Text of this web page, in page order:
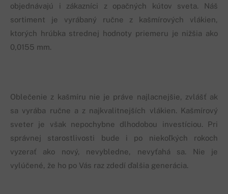
objednávajú i zákazníci z opačných kútov sveta. Náš
sortiment je vyrábaný ručne z kašmírových vlákien,
ktorých hrúbka strednej hodnoty priemeru je nižšia ako
0,0155 mm.
Oblečenie z kašmíru nie je práve najlacnejšie, zvlášť ak
sa vyrába ručne a z najkvalitnejších vlákien. Kašmírový
sveter je však nepochybne dlhodobou investíciou. Pri
správnej starostlivosti bude i po niekoľkých rokoch
vyzerať ako nový, nevybledne, nevyťahá sa. Nie je
vylúčené, že ho po Vás raz zdedí ďalšia generácia.